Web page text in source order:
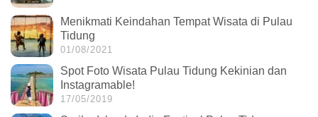
Menikmati Keindahan Tempat Wisata di Pulau
Tidung
01/08/2021
Spot Foto Wisata Pulau Tidung Kekinian dan
Instagramable!
17/05/2019